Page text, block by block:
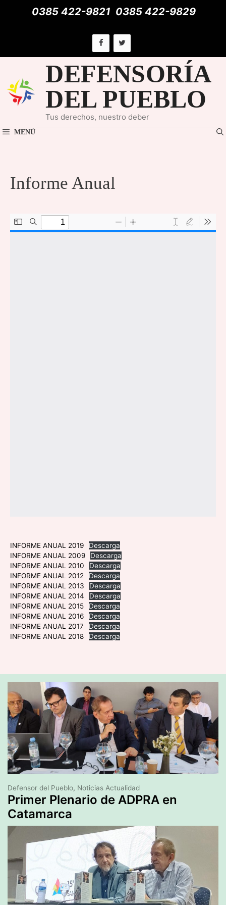
0385 422-9821 0385 422-9829
DEFENSORÍA
DEL PUEBLO
Tus derechos, nuestro deber
MENÚ
Informe Anual
INFORME ANUAL 2019
Descarga
INFORME ANUAL 2009
Descarga
INFORME ANUAL 2010
Descarga
INFORME ANUAL 2012
Descarga
INFORME ANUAL 2013
Descarga
INFORME ANUAL 2014
Descarga
INFORME ANUAL 2015
Descarga
INFORME ANUAL 2016
Descarga
INFORME ANUAL 2017
Descarga
INFORME ANUAL 2018
Descarga
Primer Plenario de ADPRA en
Catamarca
Defensor del Pueblo, Noticias Actualidad